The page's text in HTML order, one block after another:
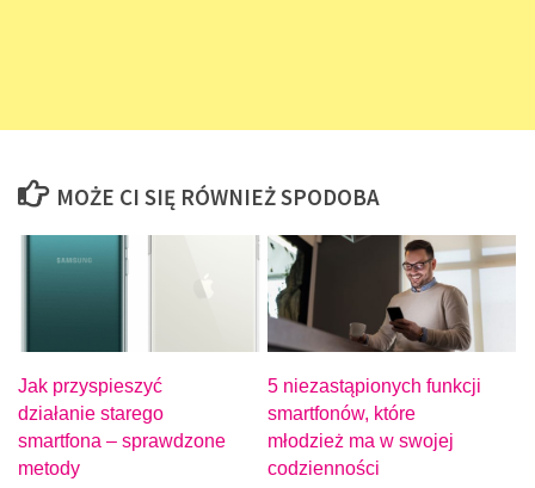
MOŻE CI SIĘ RÓWNIEŻ SPODOBA
Jak przyspieszyć
działanie starego
smartfona – sprawdzone
metody
5 niezastąpionych funkcji
smartfonów, które
młodzież ma w swojej
codzienności